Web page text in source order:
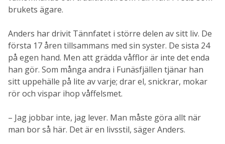
brukets ägare.
Anders har drivit Tännfatet i större delen av sitt liv. De
första 17 åren tillsammans med sin syster. De sista 24
på egen hand. Men att grädda våfflor är inte det enda
han gör. Som många andra i Funäsfjällen tjänar han
sitt uppehälle på lite av varje; drar el, snickrar, mokar
rör och vispar ihop våffelsmet.
– Jag jobbar inte, jag lever. Man måste göra allt när
man bor så här. Det är en livsstil, säger Anders.